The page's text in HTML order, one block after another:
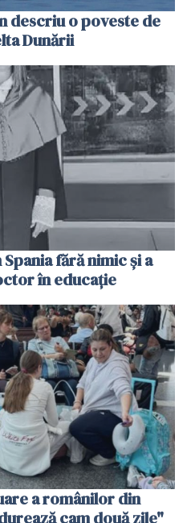
descriu o poveste de
Dunării
fără nimic și a
în educație
a românilor din
cam două zile"